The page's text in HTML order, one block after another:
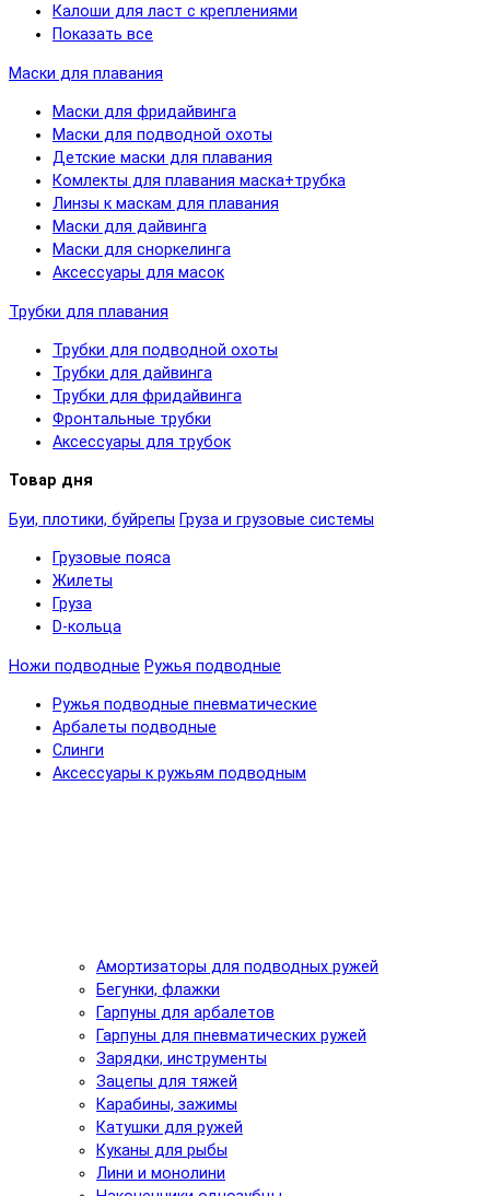
Калоши для ласт с креплениями
Показать все
Маски для плавания
Маски для фридайвинга
Маски для подводной охоты
Детские маски для плавания
Комлекты для плавания маска+трубка
Линзы к маскам для плавания
Маски для дайвинга
Маски для сноркелинга
Аксессуары для масок
Трубки для плавания
Трубки для подводной охоты
Трубки для дайвинга
Трубки для фридайвинга
Фронтальные трубки
Аксессуары для трубок
Товар дня
Буи, плотики, буйрепы Груза и грузовые системы
Грузовые пояса
Жилеты
Груза
D-кольца
Ножи подводные Ружья подводные
Ружья подводные пневматические
Арбалеты подводные
Слинги
Аксессуары к ружьям подводным
Амортизаторы для подводных ружей
Бегунки, флажки
Гарпуны для арбалетов
Гарпуны для пневматических ружей
Зарядки, инструменты
Зацепы для тяжей
Карабины, зажимы
Катушки для ружей
Куканы для рыбы
Лини и монолини